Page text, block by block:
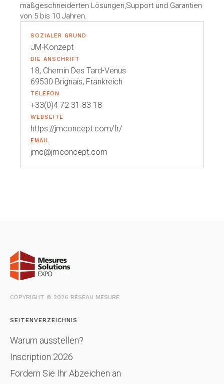
maßgeschneiderten Lösungen,Support und Garantien
von 5 bis 10 Jahren.
SOZIALER GRUND
JM-Konzept
DIE ANSCHRIFT
18, Chemin Des Tard-Venus
69530 Brignais, Frankreich
TELEFON
+33(0)4 72 31 83 18
WEBSEITE
https://jmconcept.com/fr/
EMAIL
jmc@jmconcept.com
COPYRIGHT © 2026 RÉSEAU MESURE
SEITENVERZEICHNIS
Warum ausstellen?
Inscription 2026
Fordern Sie Ihr Abzeichen an